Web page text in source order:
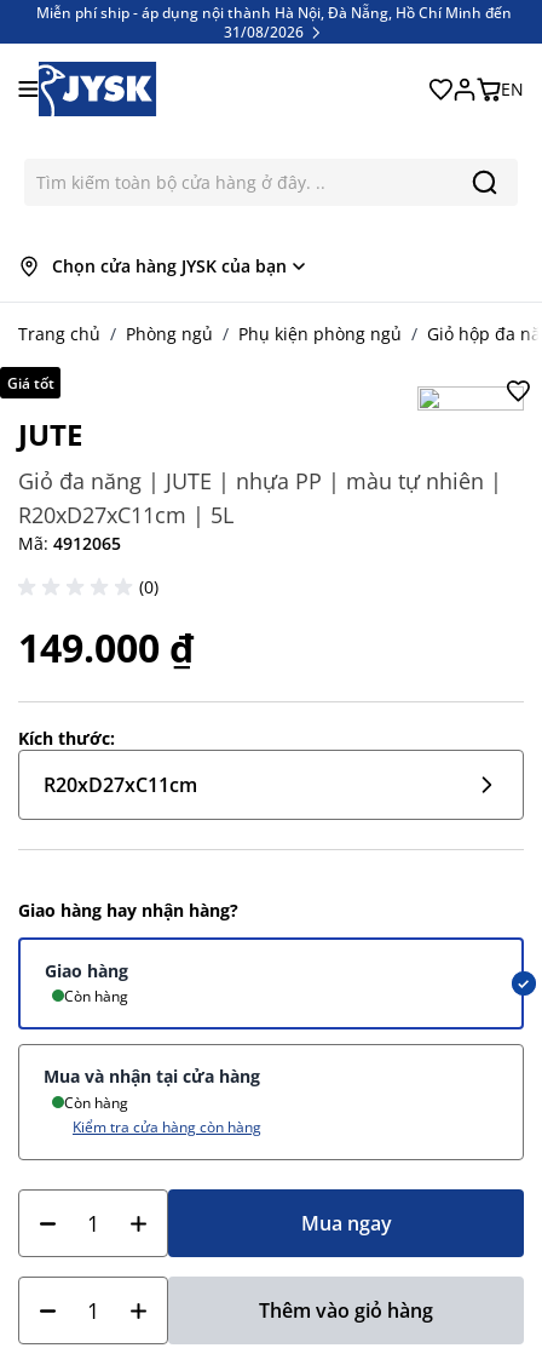
Miễn phí ship - áp dụng nội thành Hà Nội, Đà Nẵng, Hồ Chí Minh đến
31/08/2026
EN
Chọn cửa hàng JYSK của bạn
Trang chủ / Phòng ngủ / Phụ kiện phòng ngủ / Giỏ hộp đa
Giá tốt
JUTE
Giỏ đa năng | JUTE | nhựa PP | màu tự nhiên |
R20xD27xC11cm | 5L
Mã: 4912065
(0)
149.000 ₫
Kích thước:
R20xD27xC11cm
Giao hàng hay nhận hàng?
Giao hàng
Còn hàng
Mua và nhận tại cửa hàng
Còn hàng
Kiểm tra cửa hàng còn hàng
Mua ngay
Thêm vào giỏ hàng